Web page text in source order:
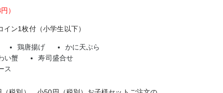
）
ン1枚付（小学生以下）
鶏唐揚げ
かに天ぷら
い蟹
寿司盛合せ
ス